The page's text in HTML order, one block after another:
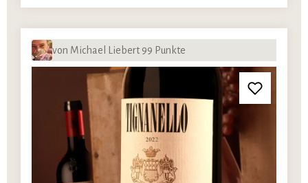
von Michael Liebert 99 Punkte